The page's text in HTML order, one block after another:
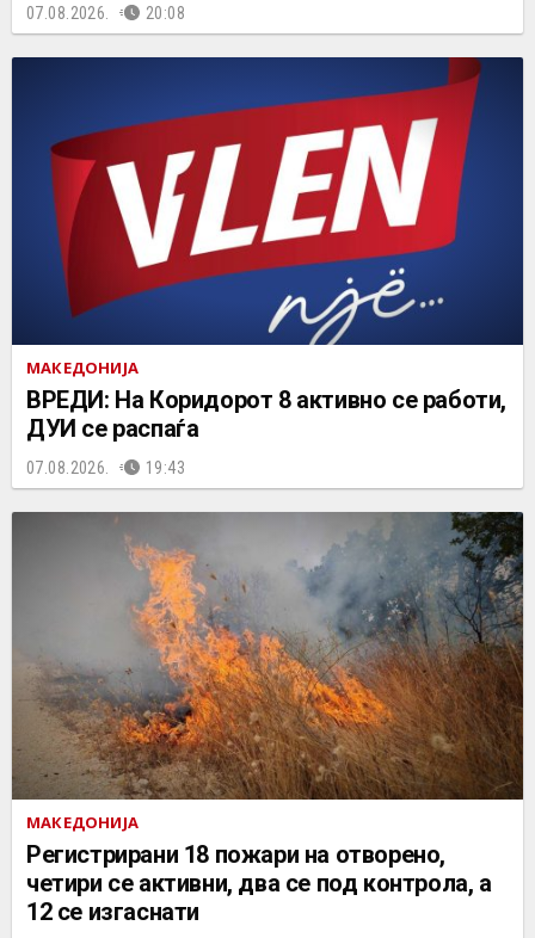
07.08.2026. 20:08
МАКЕДОНИЈА
ВРЕДИ: На Коридорот 8 активно се работи,
ДУИ се распаѓа
07.08.2026. 19:43
МАКЕДОНИЈА
Регистрирани 18 пожари на отворено,
четири се активни, два се под контрола, а
12 се изгаснати